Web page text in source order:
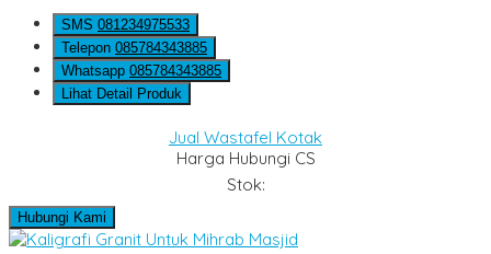
SMS 081234975533
Telepon 085784343885
Whatsapp 085784343885
Lihat Detail Produk
Jual Wastafel Kotak
Harga Hubungi CS
Stok:
Hubungi Kami